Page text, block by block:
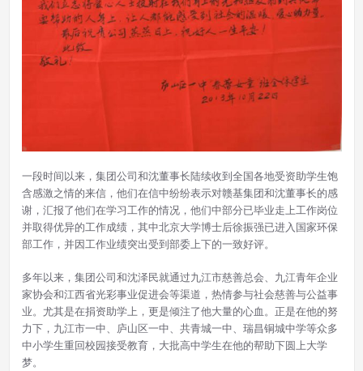
一段时间以来，集团公司和沈董事长陆续收到全国各地受资助学生饱
含感激之情的来信，他们在信中纷纷表示对赣基集团和沈董事长的感
谢，汇报了他们在学习工作的情况，他们中部分已毕业走上工作岗位
并取得优异的工作成绩，其中北京大学博士后徐振强已进入国家环保
部工作，并因工作业绩突出受到部委上下的一致好评。
多年以来，集团公司和沈泽民就通过九江市慈善总会、九江青年企业
家协会和江西省光彩事业促进会等渠道，热情参与社会慈善与公益事
业。尤其是在捐资助学上，更是倾注了他大量的心血。正是在他的努
力下，九江市一中、庐山区一中、共青城一中、瑞昌铜城中学等众多
中小学生重回校园接受教育，大批高中学生在他的帮助下圆上大学
梦。